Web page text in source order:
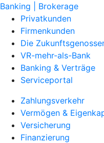
Banking | Brokerage
Privatkunden
Firmenkunden
Die
VR-mehr-als-Bank
Banking & Verträge
Serviceportal
Zahlungsverkehr
Vermögen &
Versicherung
Finanzierung